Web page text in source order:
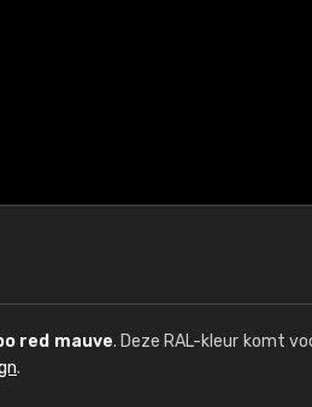
red mauve. Deze RAL-kleur komt
.